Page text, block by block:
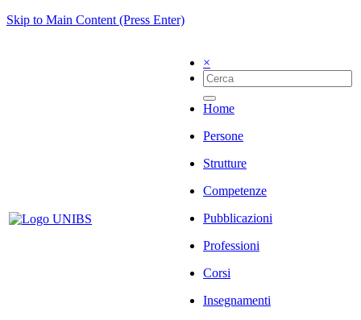
Skip to Main Content (Press Enter)
×
Home
Persone
Strutture
Competenze
Pubblicazioni
Professioni
Corsi
Insegnamenti